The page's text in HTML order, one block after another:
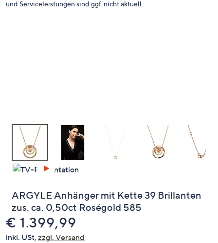
Sie
Touch-
Geräten
nach
bzw.
rechts,
um
diese
anzuzeigen.
und Serviceleistungen sind ggf. nicht aktuell.
ARGYLE Anhänger mit Kette 39 Brillanten
zus. ca. 0,50ct Roségold 585
Gelöscht
€ 1.399,99
inkl. USt, zzgl. Versand